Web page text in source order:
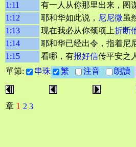
1:11
有一人从你那里出来，图
1:12
耶和华如此说， 尼尼微虽
1:13
现在我必从你颈项上折断
1:14
耶和华已经出令，指着尼
1:15
看哪，有报好信传平安之
單節:
串珠 繁 注音 朗讀
章 1 2 3